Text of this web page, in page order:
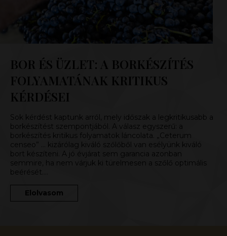
BOR ÉS ÜZLET: A BORKÉSZÍTÉS
FOLYAMATÁNAK KRITIKUS
KÉRDÉSEI
Sok kérdést kaptunk arról, mely időszak a legkritikusabb a
borkészítést szempontjából. A válasz egyszerű: a
borkészítés kritikus folyamatok láncolata. „Ceterum
censeo” … kizárólag kiváló szőlőből van esélyünk kiváló
bort készíteni. A jó évjárat sem garancia azonban
semmire, ha nem várjuk ki türelmesen a szőlő optimális
beérését….
Elolvasom